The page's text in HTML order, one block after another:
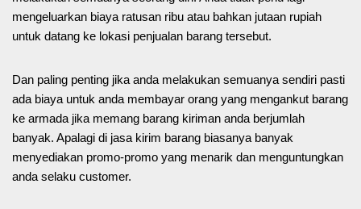
mengeluarkan biaya ratusan ribu atau bahkan jutaan rupiah
untuk datang ke lokasi penjualan barang tersebut.
Dan paling penting jika anda melakukan semuanya sendiri pasti
ada biaya untuk anda membayar orang yang mengankut barang
ke armada jika memang barang kiriman anda berjumlah
banyak. Apalagi di jasa kirim barang biasanya banyak
menyediakan promo-promo yang menarik dan menguntungkan
anda selaku customer.